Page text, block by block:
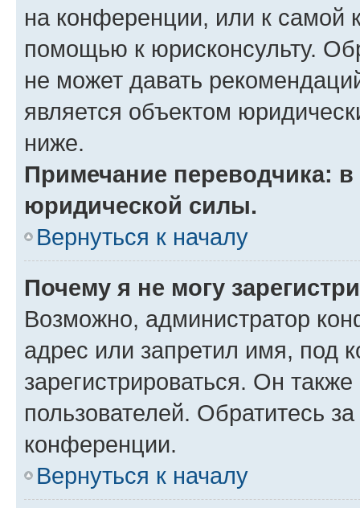
на конференции, или к самой
помощью к юрисконсульту.
не может давать
является объектом
ниже.
Примечание переводчика:
юридической силы.
Вернуться к началу
Почему я не могу
Возможно, администратор
адрес или запретил имя, под
зарегистрироваться. Он
пользователей. Обратитесь
конференции.
Вернуться к началу